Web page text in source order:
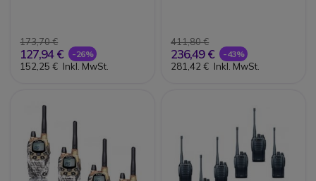
173,70 €
127,94 € -26%
152,25 € Inkl. MwSt.
411,80 €
236,49 € -43%
281,42 € Inkl. MwSt.